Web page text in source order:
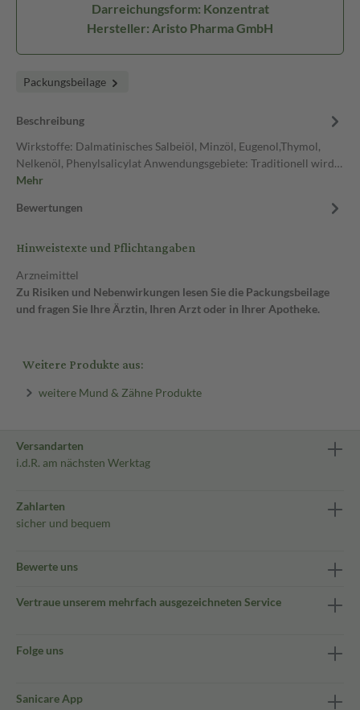
Darreichungsform: Konzentrat
Hersteller: Aristo Pharma GmbH
Packungsbeilage
Beschreibung
Wirkstoffe: Dalmatinisches Salbeiöl, Minzöl, Eugenol,Thymol,
Nelkenöl, Phenylsalicylat Anwendungsgebiete: Traditionell wird…
Mehr
Bewertungen
Hinweistexte und Pflichtangaben
Arzneimittel
Zu Risiken und Nebenwirkungen lesen Sie die Packungsbeilage
und fragen Sie Ihre Ärztin, Ihren Arzt oder in Ihrer Apotheke.
Weitere Produkte aus:
weitere Mund & Zähne Produkte
Versandarten
i.d.R. am nächsten Werktag
Zahlarten
sicher und bequem
Bewerte uns
Vertraue unserem mehrfach ausgezeichneten Service
Folge uns
Sanicare App